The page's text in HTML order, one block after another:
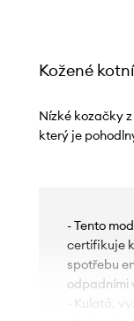
Kožené
Nízké kozačky
který je
- Tento
certifikuje
spotřebu
odpadními
- Kulatá,